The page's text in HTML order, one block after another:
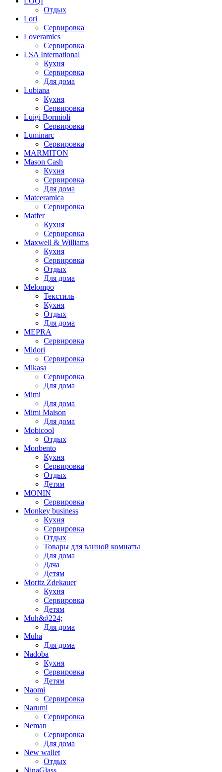
Отдых
Lori
Сервировка
Loveramics
Сервировка
LSA International
Кухня
Сервировка
Для дома
Lubiana
Кухня
Сервировка
Luigi Bormioli
Сервировка
Luminarc
Сервировка
MARMITON
Mason Cash
Кухня
Сервировка
Для дома
Matceramica
Сервировка
Matfer
Кухня
Сервировка
Maxwell & Williams
Кухня
Сервировка
Отдых
Для дома
Melompo
Текстиль
Кухня
Отдых
Для дома
MEPRA
Сервировка
Midori
Сервировка
Mikasa
Сервировка
Для дома
Mimi
Для дома
Mimi Maison
Для дома
Mobicool
Отдых
Monbento
Кухня
Сервировка
Отдых
Детям
MONIN
Сервировка
Monkey business
Кухня
Сервировка
Отдых
Товары для ванной комнаты
Для дома
Дача
Детям
Moritz Zdekauer
Кухня
Сервировка
Детям
Muh&#224;
Для дома
Muha
Для дома
Nadoba
Кухня
Сервировка
Детям
Naomi
Сервировка
Narumi
Сервировка
Neman
Сервировка
Для дома
New wallet
Отдых